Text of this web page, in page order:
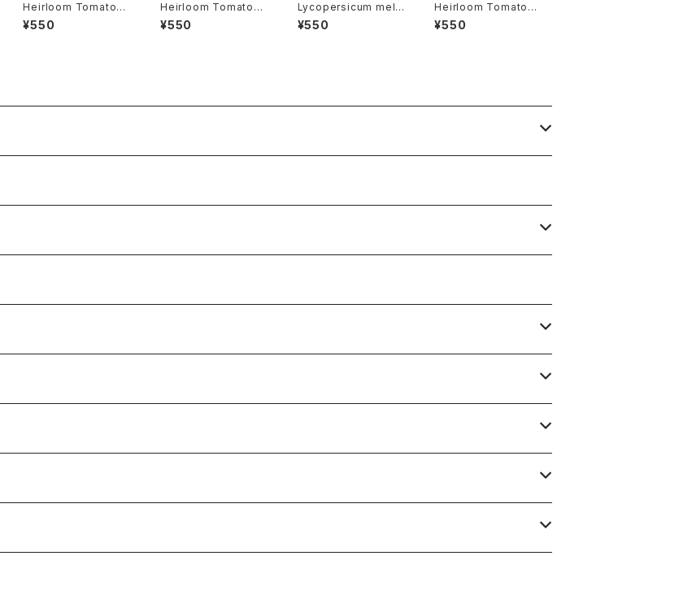
Heirloom Tomato®
Sumatra Fig エアルー
ム・トマト・スマトラ・フィ
¥550
Heirloom Tomato®
Gru Vee エアルーム・
トマト・グルー・ビーGR-
¥550
Lycopersicum mela
nocarpa リコペルシコ
ン・ メラノカルパ Speci
¥550
Heirloom Tomato®
AAA Sweet エアルー
ム・トマト・AAA・スイー
¥550